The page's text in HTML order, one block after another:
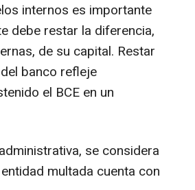
internos es importante
debe restar la diferencia,
de su capital. Restar
banco refleje
el BCE en un
se considera
multada cuenta con